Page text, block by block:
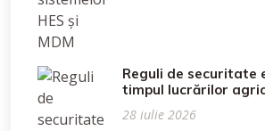
Reguli de securitate
timpul lucrărilor
28 iulie 2026